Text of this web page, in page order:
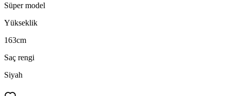
Süper model
Yükseklik
163cm
Saç rengi
Siyah